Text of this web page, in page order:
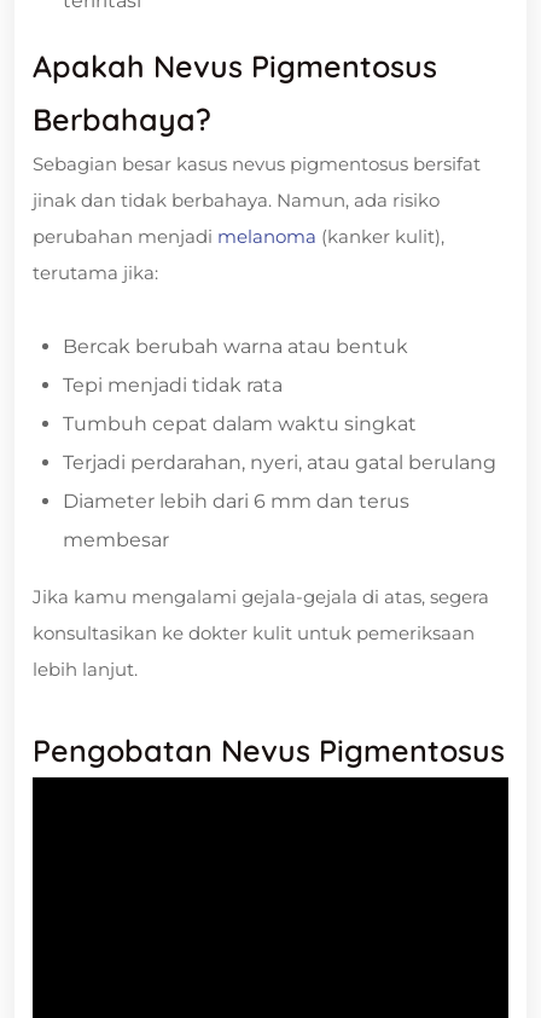
Apakah Nevus Pigmentosus
Berbahaya?
Sebagian besar kasus nevus pigmentosus bersifat
jinak dan tidak berbahaya. Namun, ada risiko
perubahan menjadi melanoma (kanker kulit),
terutama jika:
Bercak berubah warna atau bentuk
Tepi menjadi tidak rata
Tumbuh cepat dalam waktu singkat
Terjadi perdarahan, nyeri, atau gatal berulang
Diameter lebih dari 6 mm dan terus
membesar
Jika kamu mengalami gejala-gejala di atas, segera
konsultasikan ke dokter kulit untuk pemeriksaan
lebih lanjut.
Pengobatan Nevus Pigmentosus